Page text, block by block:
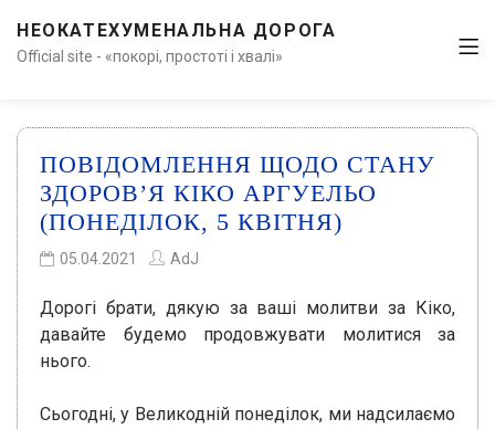
НЕОКАТЕХУМЕНАЛЬНА ДОРОГА
Official site - «покорі, простоті і хвалі»
ПОВІДОМЛЕННЯ ЩОДО СТАНУ
ЗДОРОВ’Я КІКО АРГУЕЛЬО
(ПОНЕДІЛОК, 5 КВІТНЯ)
05.04.2021 AdJ
Дорогі брати, дякую за ваші молитви за Кіко,
давайте будемо продовжувати молитися за
нього.
Сьогодні, у Великодній понеділок, ми надсилаємо